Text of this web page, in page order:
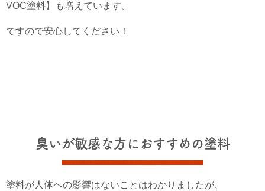
VOC塗料】も増えています。
ですので安心してください！
臭いが敏感な方におすすめの塗料
塗料が人体への影響はないことはわかりましたが、